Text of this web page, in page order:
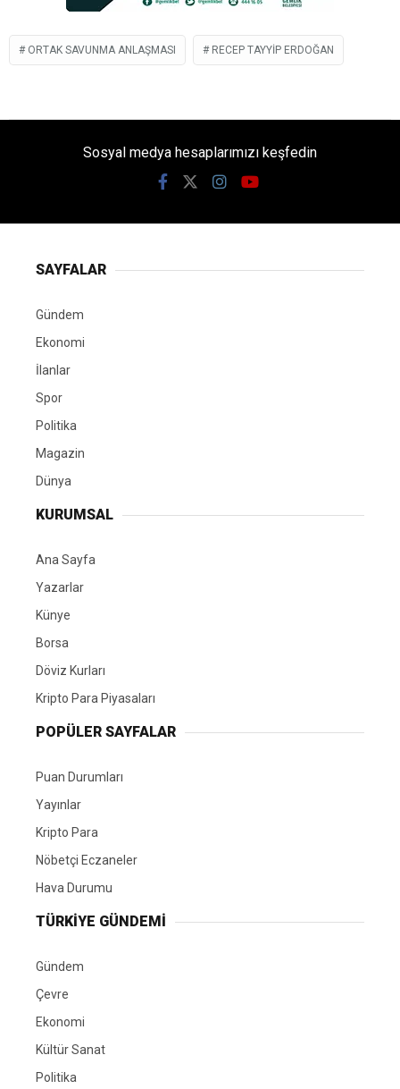
ORTAK SAVUNMA ANLAŞMASI RECEP TAYYIP ERDOĞAN
Sosyal medya hesaplarımızı keşfedin
SAYFALAR
Gündem
Ekonomi
İlanlar
Spor
Politika
Magazin
Dünya
KURUMSAL
Ana Sayfa
Yazarlar
Künye
Borsa
Döviz Kurları
Kripto Para Piyasaları
POPÜLER SAYFALAR
Puan Durumları
Yayınlar
Kripto Para
Nöbetçi Eczaneler
Hava Durumu
TÜRKIYE GÜNDEMI
Gündem
Çevre
Ekonomi
Kültür Sanat
Politika